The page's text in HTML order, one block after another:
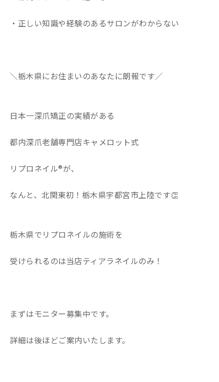
・正しい知識や経験のあるサロンがわからない
＼栃木県にお住まいのあなたに朗報です／
日本一深爪矯正の実績がある
都内深爪老舗専門店キャメロット式
リプロネイル®︎が、
なんと、北関東初！栃木県宇都宮市上陸です👏
栃木県でリプロネイルの施術を
受けられるのは当店ティアラネイルのみ！
まずはモニター募集中です。
詳細は後ほどご案内いたします。